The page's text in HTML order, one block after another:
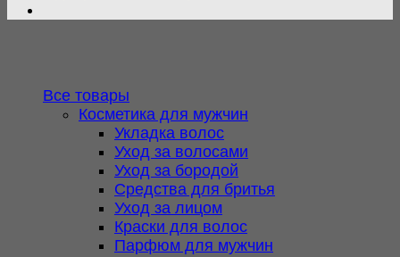
Все товары
Косметика для мужчин
Укладка волос
Уход за волосами
Уход за бородой
Средства для бритья
Уход за лицом
Краски для волос
Парфюм для мужчин